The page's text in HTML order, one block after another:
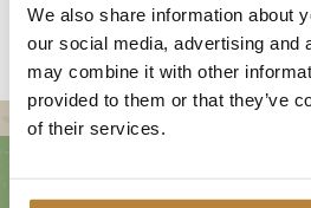
We also share information about
our social media, advertising and
may combine it with other
provided to them or that they’ve
of their services.
Vertrek voor 10.00 uur